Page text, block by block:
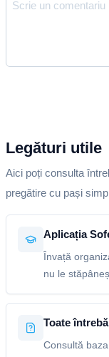
Legături utile
Aici poți consulta
pregătire cu pași
Aplicația
Învață
nu le
Toate
Consultă